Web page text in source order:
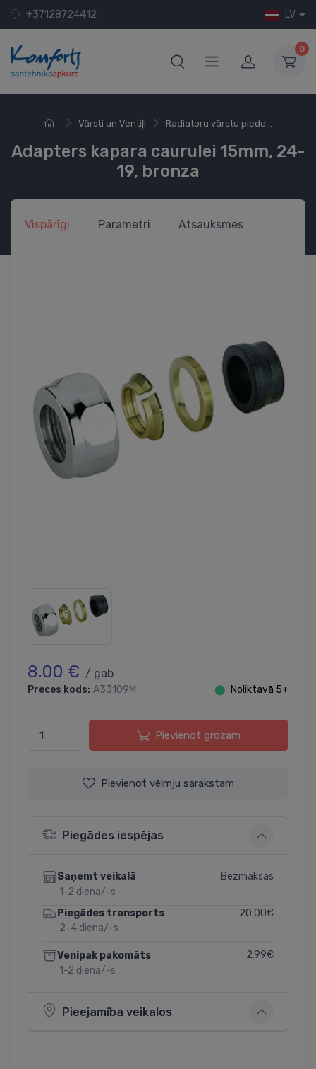
+37128724412 LV
0
Vārsti un Ventiļi Radiatoru vārstu piede...
Adapters kapara caurulei 15mm, 24-
19, bronza
Vispārīgi Parametri Atsauksmes
8.00 € / gab
Preces kods: A33109M ⬤ Noliktavā 5+
Pievienot grozam
Pievienot vēlmju sarakstam
Piegādes iespējas
Saņemt veikalā
1-2 diena/-s
Bezmaksas
Piegādes transports
2-4 diena/-s
20.00€
Venipak pakomāts
1-2 diena/-s
2.99€
Pieejamība veikalos